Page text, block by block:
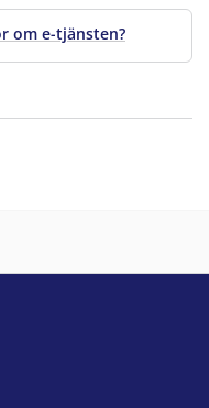
om e-tjänsten?